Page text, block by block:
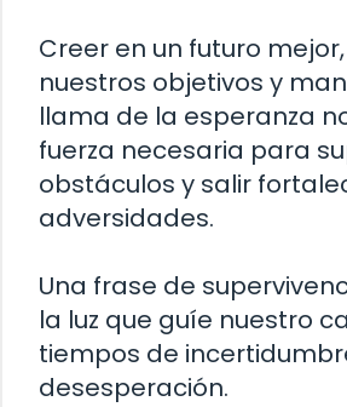
Creer en un futuro
nuestros objetivos y
llama de la esperanza
fuerza necesaria para
obstáculos y salir
adversidades.
Una frase de
la luz que guíe nuestro
tiempos de
desesperación.